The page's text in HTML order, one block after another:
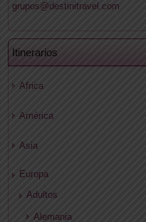
grupos@destinitravel.com
Itinerarios
Africa
América
Asia
Europa
Adultos
Alemania